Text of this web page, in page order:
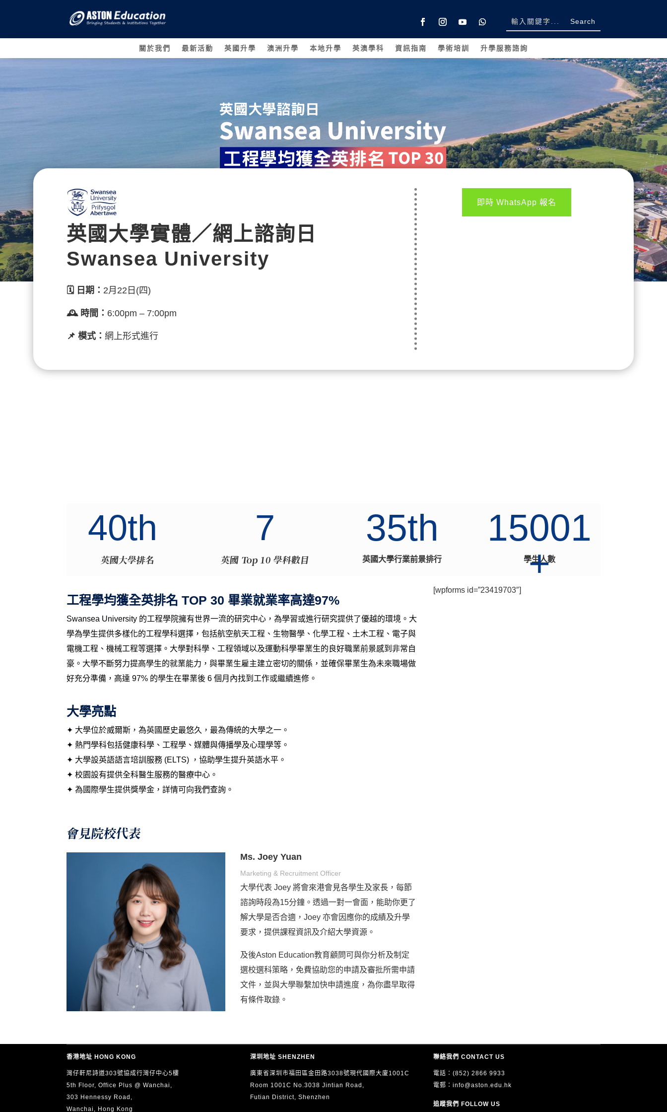
關於我們 最新活動 英國升學 澳洲升學 本地升學 英澳學科 資訊指南 學術培訓 升學服務諮詢
英國大學實體／網上諮詢日
Swansea University
🗓️ 日期： 2月22日(四)
🕰️ 時間： 6:00pm – 7:00pm
📌 模式： 網上形式進行
即時 WhatsApp 報名
40th
英國大學排名
7
英國 Top 10 學科數目
35th
英國大學行業前景排行
15001
+
學生人數
工程學均獲全英排名 TOP 30 畢業就業率高達97%
Swansea University 的工程學院擁有世界一流的研究中心，為學習或進行研究提供了優越的環境。大
學為學生提供多樣化的工程學科選擇，包括航空航天工程、生物醫學、化學工程、土木工程、電子與
電機工程、機械工程等選擇。大學對科學、工程領域以及運動科學畢業生的良好職業前景感到非常自
豪。大學不斷努力提高學生的就業能力，與畢業生雇主建立密切的關係，並確保畢業生為未來職場做
好充分準備，高達 97% 的學生在畢業後 6 個月內找到工作或繼續進修。
大學亮點
✦ 大學位於威爾斯，為英國歷史最悠久，最為傳統的大學之一 。
✦ 熱門學科包括健康科學、 工程學、媒體與傳播學及心理學等。
✦ 大學設英語語言培訓服務 (ELTS) ，協助學生提升英語水平 。
✦ 校園設有提供全科醫生服務的醫療中心 。
✦ 為國際學生提供獎學金，詳情可向我們查詢 。
會見院校代表
Ms. Joey Yuan
Marketing & Recruitment Officer
大學代表 Joey 將會來港會見各學生及家長，每節
諮詢時段為15分鐘。透過一對一會面，能助你更了
解大學是否合適，Joey 亦會因應你的成績及升學
要求，提供課程資訊及介紹大學資源。
及後Aston Education教育顧問可與你分析及制定
選校選科策略，免費協助您的申請及審批所需申請
文件，並與大學聯繫加快申請進度，為你盡早取得
有條件取錄。
[wpforms id=”23419703″]
香港地址 HONG KONG
灣仔軒尼詩道303號協成行灣仔中心5樓
5th Floor, Office Plus @ Wanchai,
303 Hennessy Road,
Wanchai, Hong Kong
深圳地址 SHENZHEN
廣東省深圳市福田區金田路3038號現代國際大廈1001C
Room 1001C No.3038 Jintian Road,
Futian District, Shenzhen
聯絡我們 CONTACT US
電話：(852) 2866 9933
電郵： info@aston.edu.hk
追蹤我們 FOLLOW US